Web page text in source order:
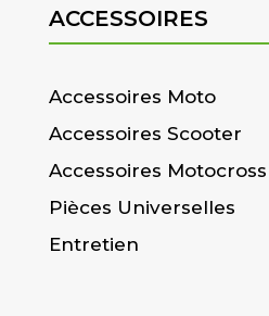
ACCESSOIRES
Accessoires Moto
Accessoires Scooter
Accessoires Motocross
Pièces Universelles
Entretien